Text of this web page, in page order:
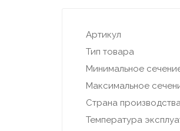
Артикул
Тип товара
Минимальное
Максимальное
Страна
Температура